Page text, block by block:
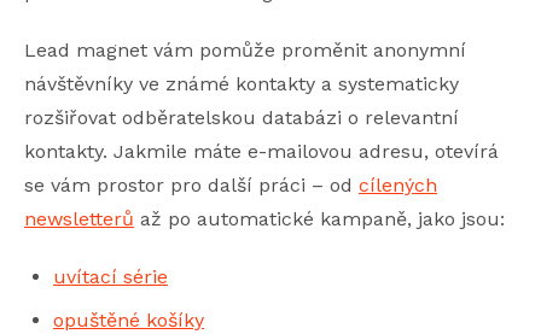
Lead magnet vám pomůže proměnit anonymní
návštěvníky ve známé kontakty a systematicky
rozšiřovat odběratelskou databázi o relevantní
kontakty. Jakmile máte e-mailovou adresu, otevírá
se vám prostor pro další práci – od cílených
newsletterů až po automatické kampaně, jako jsou:
uvítací série
opuštěné košíky